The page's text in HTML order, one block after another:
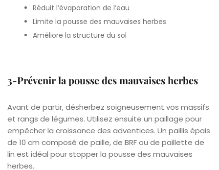
Réduit l’évaporation de l’eau
Limite la pousse des mauvaises herbes
Améliore la structure du sol
3-Prévenir la pousse des mauvaises herbes
Avant de partir, désherbez soigneusement vos massifs
et rangs de légumes. Utilisez ensuite un paillage pour
empêcher la croissance des adventices. Un paillis épais
de 10 cm composé de paille, de BRF ou de paillette de
lin est idéal pour stopper la pousse des mauvaises
herbes.